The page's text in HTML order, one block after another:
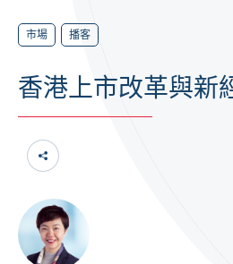
市場 播客
香港上市改革與新